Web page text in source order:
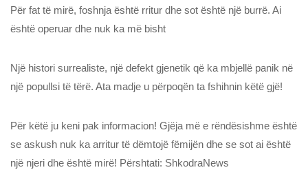
Për fat të mirë, foshnja është rritur dhe sot është një burrë. Ai
është operuar dhe nuk ka më bisht
Një histori surrealiste, një defekt gjenetik që ka mbjellë panik në
një popullsi të tërë. Ata madje u përpoqën ta fshihnin këtë gjë!
Për këtë ju keni pak informacion! Gjëja më e rëndësishme është
se askush nuk ka arritur të dëmtojë fëmijën dhe se sot ai është
një njeri dhe është mirë! Përshtati: ShkodraNews